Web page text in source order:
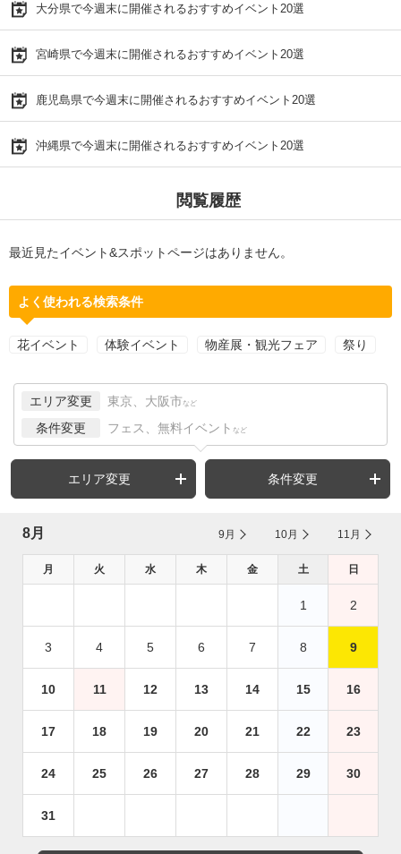
大分県で今週末に開催されるおすすめイベント20選
宮崎県で今週末に開催されるおすすめイベント20選
鹿児島県で今週末に開催されるおすすめイベント20選
沖縄県で今週末に開催されるおすすめイベント20選
閲覧履歴
最近見たイベント&スポットページはありません。
よく使われる検索条件
花イベント 体験イベント 物産展・観光フェア 祭り
エリア変更 東京、大阪市 など
条件変更 フェス、無料イベント など
エリア変更 条件変更
8月 9月 10月 11月
月 火 水 木 金 土 日
1 2
3 4 5 6 7 8 9
10 11 12 13 14 15 16
17 18 19 20 21 22 23
24 25 26 27 28 29 30
31